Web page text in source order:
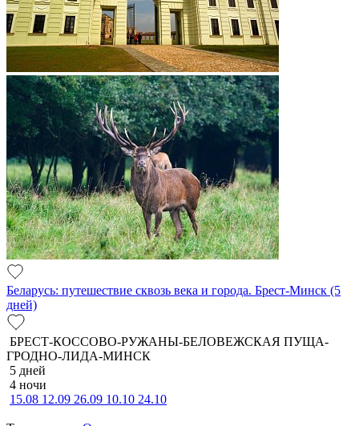
Беларусь: путешествие сквозь века и города. Брест-Минск (5
дней)
БРЕСТ-КОССОВО-РУЖАНЫ-БЕЛОВЕЖСКАЯ ПУЩА-
ГРОДНО-ЛИДА-МИНСК
5 дней
4 ночи
15.08 12.09 26.09 10.10 24.10